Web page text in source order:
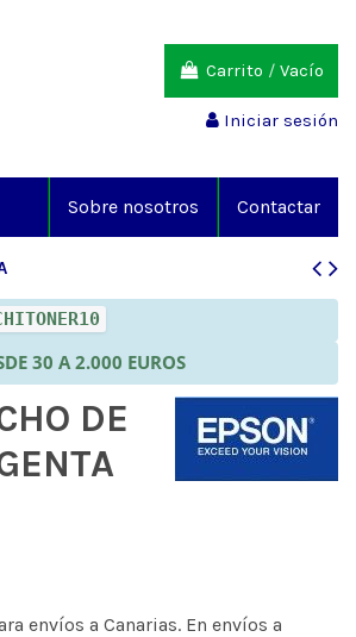
Carrito / Vacío
Iniciar sesión
Contactar
Sobre nosotros
30 A 2.000 EUROS
DE
envíos a Canarias. En envíos a